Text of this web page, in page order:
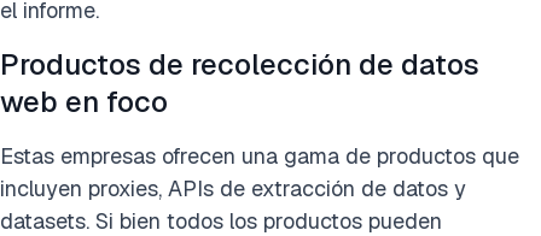
el informe.
Productos de recolección de datos
web en foco
Estas empresas ofrecen una gama de productos que
incluyen proxies, APIs de extracción de datos y
datasets. Si bien todos los productos pueden